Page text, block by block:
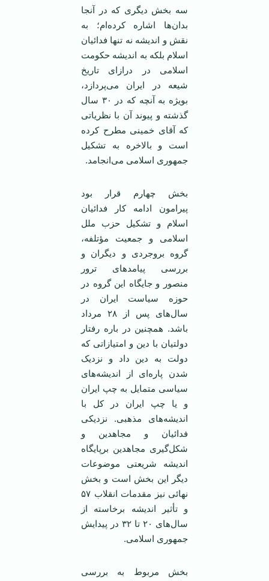
سه بخش دیگری که در آنجا
بدان‌ها اشاره کرده‌ام؛ به
نقش و اندیشه نه تنها فدائیان
اسلام بلکه به اندیشه حکومت
اسلامی در درازای تاریخ
شیعه در ایران می‌پردازد،
بویژه به آنچه که در ۳۰ سال
گذشته و پیوند آن با نظریاتی
که آقای خمینی مطرح کرده
است و بالاخره به تشکیل
جمهوری اسلامی می‌انجامد.
بخش چهارم قرار بود
پیرامون ادامه کار فدائیان
اسلام و تشکیل حزب ملل
اسلامی و جمعیت مؤتلفه،
گروه بروجردی و دیگران و
بررسی پیامدهای ترور
منصور و جایگاه این گروه در
حوزه سیاست ایران در
سال‌های پس از ۲۸ مرداد
باشد. همچنین در باره رفتار
دولتیان با دین و امتیازاتی که
دولت به دین داد و نزدیک
شدن پاره‌ای از اندیشه‌های
سیاسی متمایل به چپ ایران
و یا چپ ایران در کل با
اندیشه‌های مذهبی. نزدیکی
فدائیان و مجاهدین و
شکل‌گیری مجاهدین برپایگاه
اندیشه شریعتی موضوعات
دیگر این بخش است و بخش
نهائی نیز مقدمات انقلاب ۵۷
و تأثیر اندیشه برخاسته از
سال‌های ۲۰ تا ۳۲ در پیدایش
جمهوری اسلامی.
بخش مربوط به بررسی